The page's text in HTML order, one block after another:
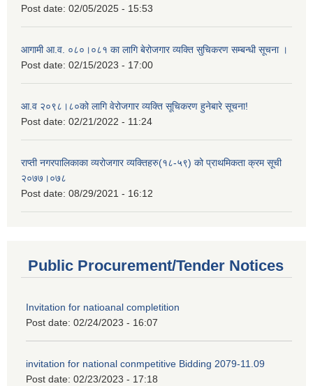
Post date: 02/05/2025 - 15:53
आगामी आ.व. ०८०।०८१ का लागि बेरोजगार व्यक्ति सुचिकरण सम्बन्धी सूचना ।
Post date: 02/15/2023 - 17:00
आ.व २०९८।८०को लागि वेरोजगार व्यक्ति सूचिकरण हुनेबारे सूचना!
Post date: 02/21/2022 - 11:24
राप्ती नगरपालिकाका व्यरोजगार व्यक्तिहरु(१८-५९) को प्राथमिकता क्रम सूची
२०७७।०७८
Post date: 08/29/2021 - 16:12
Public Procurement/Tender Notices
Invitation for natioanal completition
Post date: 02/24/2023 - 16:07
invitation for national conmpetitive Bidding 2079-11.09
Post date: 02/23/2023 - 17:18